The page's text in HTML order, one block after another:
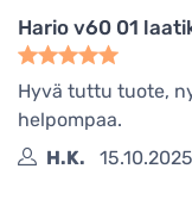
Hario v60 01
Hyvä tuttu tuote,
helpompaa.
H.K.
15.10.2025